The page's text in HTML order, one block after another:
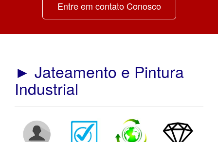
a
Entre em contato Conosco
► Jateamento e Pintura
Industrial